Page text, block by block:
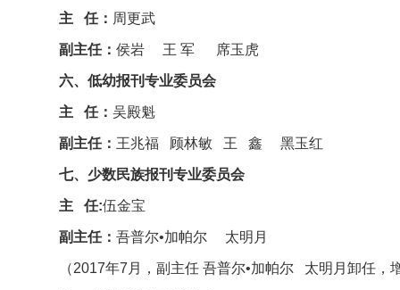
主 任： 周更武
副主任：侯岩 王 军 席玉虎
六、低幼报刊专业委员会
主 任：吴殿魁
副主任： 王兆福 顾林敏 王 鑫 黑玉红
七、少数民族报刊专业委员会
主 任:伍金宝
副主任：吾普尔•加帕尔 太明月
（2017年7月，副主任 吾普尔•加帕尔 太明月卸任，